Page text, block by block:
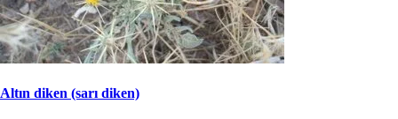
Altın diken (sarı diken)